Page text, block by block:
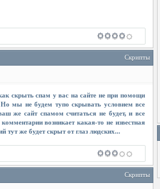
Скрипты
скрыть спам у вас на сайте не при помощи
мы не будем тупо скрывать условием все
же сайт спамом считаться не будет, и все
возникает какая-то не известная
тут же будет скрыт от глаз людских...
Скрипты